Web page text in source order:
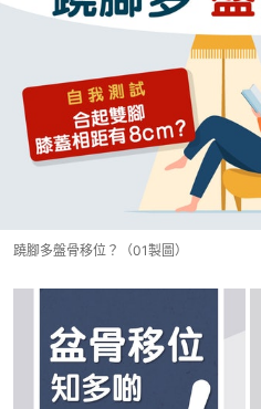
蹺腳多盤骨移位？（01製圖）